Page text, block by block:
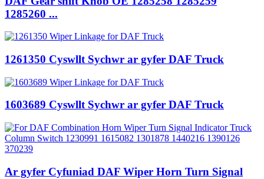
1285260 ...
1261350 Cyswllt Sychwr ar gyfer DAF Truck
1603689 Cyswllt Sychwr ar gyfer DAF Truck
Ar gyfer Cyfuniad DAF Wiper Horn Turn Signal